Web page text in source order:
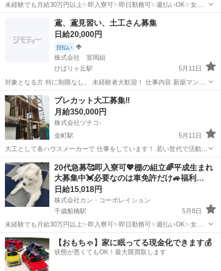
未経験でも月給30万円以上✨即入寮可✨即日勤務可✨週払いOK✨女性
OK✨派手髪OK✨ピアスOK✨ネイルOK✨髭さんOK✨私服通勤OK✨バ
イク･自転車通勤OK✨手ぶら面接OK✨未経験者OK✨WワークOK✨友達
と応募もOK✨シフ...
世田谷区 千歳船橋駅 鳶職 給料
鳶、鳶見習い、土工さん募集
日給20,000円
日払い
株式会社 室岡組
ひばりヶ丘駅
5月11日
対象となる方 特に制限なし。 未経験者大歓迎！ 仕事内容 新築マンシ
ョン仮設工事(足場)基礎工事(根伐り)コンクリート打設作業。 給与 日
東京 西東京市 ひばりヶ丘駅
プレカット大工募集‼️
月給350,000円
株式会社ツチコ-
金町駅
5月11日
大工として各ハウスメーカーで 仕事をしています！ 若い世代で活動を
していますので ２０代から３０代の大工さん志望の方を 急募致しま
す‼️ 土台〜 上棟〜 中間検査 造作 木完といった流れを日々取り組んで
います。 い...
東京 葛飾区 金町駅 鳶職 上棟
20代急募🥰即入寮可💖棚の組立🌈平成生まれ
大募集中💓必要なのは車免許だけ🚙福利…
日給15,018円
株式会社カン・コーポレイション
千歳船橋駅
5月8日
未経験でも月給30万円以上✨即入寮可✨即日勤務可✨週払いOK✨女性
OK✨派手髪OK✨ピアスOK✨ネイルOK✨髭さんOK✨私服通勤OK✨バ
イク･自転車通勤OK✨手ぶら面接OK✨未経験者OK✨WワークOK✨友達
と応募もOK✨シフ...
東京 世田谷区 千歳船橋駅 鳶職 給料
【おもちゃ】家に眠ってる現金化できます💰
状態が悪くてもOK！最大限買取します